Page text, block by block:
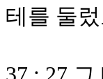
테를 둘